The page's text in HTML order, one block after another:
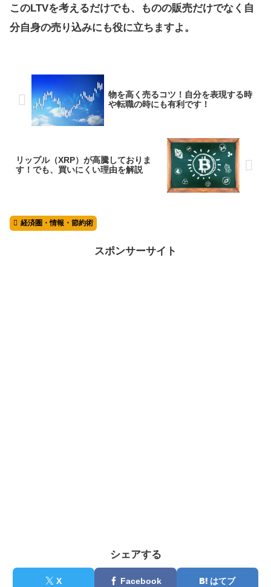
このLTVを考えるだけでも、ものの販売だけでなく自
分自身の売り込みにも役に立ちますよ。
物を高く売るコツ！自分を表現する時
や転職の時にも有利です！
リップル（XRP）が高騰しておりま
す！でも、買いにくい理由を解説
経済圏・情報・節約術
スポンサーサイト
シェアする
X Facebook はてブ